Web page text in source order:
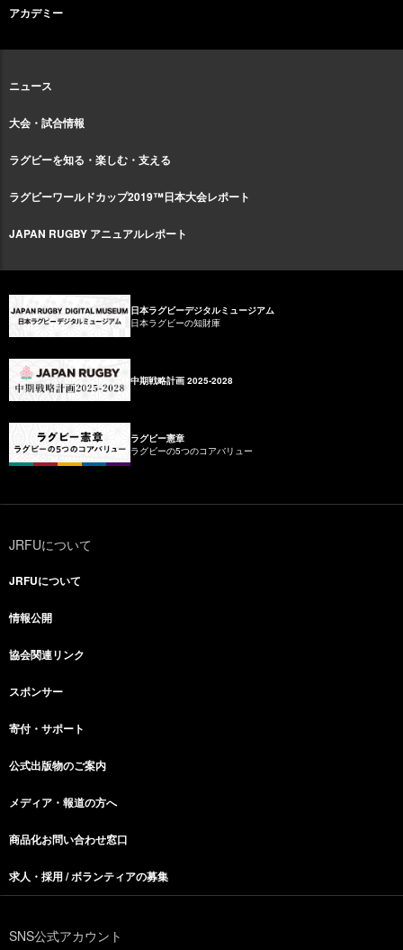
アカデミー
ニュース
大会・試合情報
ラグビーを知る・楽しむ・支える
ラグビーワールドカップ2019™日本大会レポート
JAPAN RUGBY アニュアルレポート
日本ラグビーデジタルミュージアム
日本ラグビーの知財庫
中期戦略計画 2025-2028
ラグビー憲章
ラグビーの5つのコアバリュー
JRFUについて
JRFUについて
情報公開
協会関連リンク
スポンサー
寄付・サポート
公式出版物のご案内
メディア・報道の方へ
商品化お問い合わせ窓口
求人・採用 / ボランティアの募集
SNS公式アカウント